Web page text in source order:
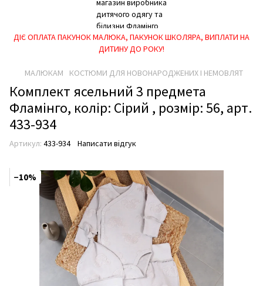
ДІЄ ОПЛАТА ПАКУНОК МАЛЮКА, ПАКУНОК ШКОЛЯРА, ВИПЛАТИ НА
ДИТИНУ ДО РОКУ!
МАЛЮКАМ КОСТЮМИ ДЛЯ НОВОНАРОДЖЕНИХ І НЕМОВЛЯТ
Комплект ясельний 3 предмета
Фламінго, колір: Сірий , розмір: 56, арт.
433-934
Артикул: 433-934 Написати відгук
−10%